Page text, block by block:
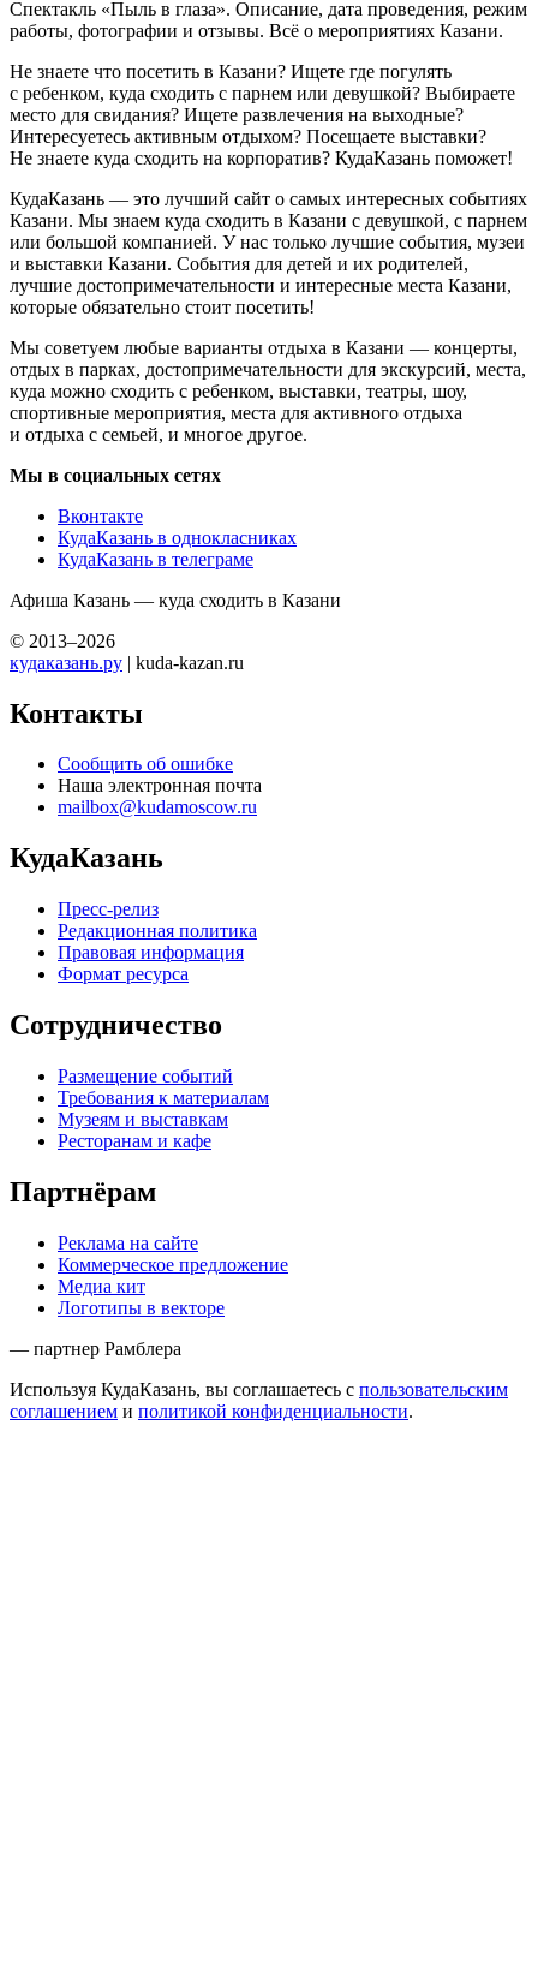
Спектакль «Пыль в глаза». Описание, дата проведения, режим
работы, фотографии и отзывы. Всё о мероприятиях Казани.
Не знаете что посетить в Казани? Ищете где погулять
с ребенком, куда сходить с парнем или девушкой? Выбираете
место для свидания? Ищете развлечения на выходные?
Интересуетесь активным отдыхом? Посещаете выставки?
Не знаете куда сходить на корпоратив? КудаКазань поможет!
КудаКазань — это лучший сайт о самых интересных событиях
Казани. Мы знаем куда сходить в Казани с девушкой, с парнем
или большой компанией. У нас только лучшие события, музеи
и выставки Казани. События для детей и их родителей,
лучшие достопримечательности и интересные места Казани,
которые обязательно стоит посетить!
Мы советуем любые варианты отдыха в Казани — концерты,
отдых в парках, достопримечательности для экскурсий, места,
куда можно сходить с ребенком, выставки, театры, шоу,
спортивные мероприятия, места для активного отдыха
и отдыха с семьей, и многое другое.
Мы в социальных сетях
Вконтакте
КудаКазань в однокласниках
КудаКазань в телеграме
Афиша Казань — куда сходить в Казани
© 2013–2026
кудаказань.ру | kuda-kazan.ru
Контакты
Сообщить об ошибке
Наша электронная почта
mailbox@kudamoscow.ru
КудаКазань
Пресс-релиз
Редакционная политика
Правовая информация
Формат ресурса
Сотрудничество
Размещение событий
Требования к материалам
Музеям и выставкам
Ресторанам и кафе
Партнёрам
Реклама на сайте
Коммерческое предложение
Медиа кит
Логотипы в векторе
— партнер Рамблера
Используя КудаКазань, вы соглашаетесь с пользовательским
соглашением и политикой конфиденциальности.